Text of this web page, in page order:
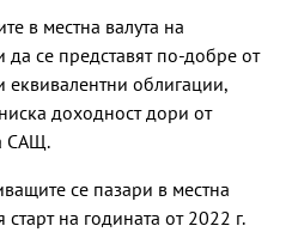
в местна валута на
се представят по-добре от
облигации,
доходност дори от
САЩ.
се пазари в местна
на годината от 2022 г.